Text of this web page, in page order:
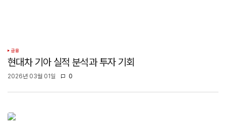
금융
현대차 기아 실적 분석과 투자 기회
2026년 03월 01일 0